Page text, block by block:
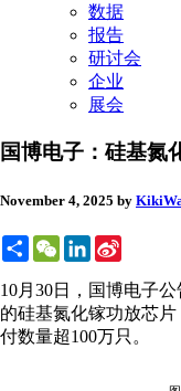
数据
报告
研讨会
企业
展会
国博电子：硅基氮
November 4, 2025 by
ShareWeChatLinkedIn
10月30日，国博电子
的硅基氮化镓功放芯
付数量超100万只。